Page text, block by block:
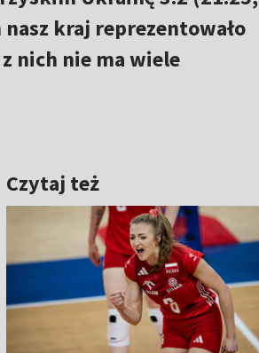
nasz kraj reprezentowało
nich nie ma wiele
Czytaj też